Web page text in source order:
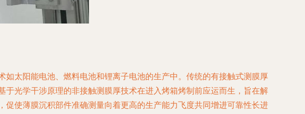
太阳能电池、燃料电池和锂离子电池的生产中。传统的有接触式测膜厚
光学干涉原理的非接触测膜厚技术在进入烤箱烤制前应运而生，旨在解
使薄膜沉积部件准确测量向着更高的生产能力飞度共同增进可靠性长进